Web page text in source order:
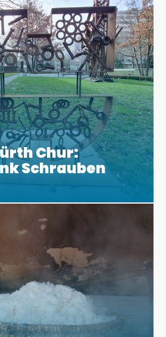
Chur:
Schrauben